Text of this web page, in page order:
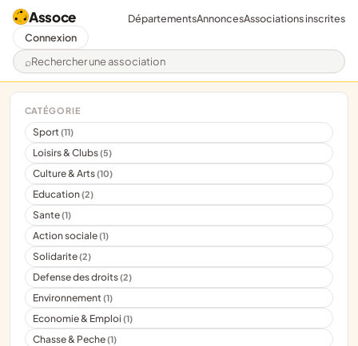
Assoce
Rechercher une association
DépartementsAnnoncesAssociations inscrites
Connexion
CATÉGORIE
Sport(11)
Loisirs & Clubs(5)
Culture & Arts(10)
Education(2)
Sante(1)
Action sociale(1)
Solidarite(2)
Defense des droits(2)
Environnement(1)
Economie & Emploi(1)
Chasse & Peche(1)